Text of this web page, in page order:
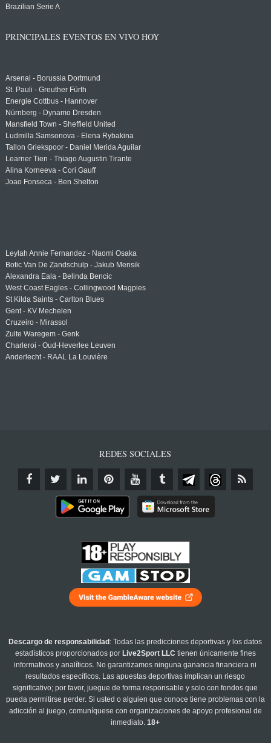
Brazilian Serie A
PRINCIPALES EVENTOS EN VIVO HOY
Arsenal - Borussia Dortmund
St. Pauli - Greuther Fürth
Energie Cottbus - Hannover
Nürnberg - Dynamo Dresden
Mansfield Town - Sheffield United
Ludmilla Samsonova - Elena Rybakina
Tallon Griekspoor - Daniel Merida Aguilar
Learner Tien - Thiago Augustin Tirante
Alina Korneeva - Cori Gauff
Joao Fonseca - Ben Shelton
Leylah Annie Fernandez - Naomi Osaka
Botic Van De Zandschulp - Jakub Mensik
Alexandra Eala - Belinda Bencic
West Coast Eagles - Collingwood Magpies
St Kilda Saints - Carlton Blues
Gent - KV Mechelen
Cruzeiro - Mirassol
Zulte Waregem - Genk
Charleroi - Oud-Heverlee Leuven
Anderlecht - RAAL La Louvière
REDES SOCIALES
Descargo de responsabilidad : Todas las predicciones deportivas y los datos
estadísticos proporcionados por Live2Sport LLC tienen únicamente fines
informativos y analíticos. No garantizamos ninguna ganancia financiera ni
resultados específicos. Las apuestas deportivas implican un riesgo
significativo; por favor, juegue de forma responsable y solo con fondos que
pueda permitirse perder. Si usted o alguien que conoce tiene problemas con la
adicción al juego, comuníquese con organizaciones de apoyo profesional de
inmediato.18+